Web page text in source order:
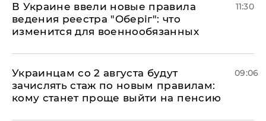
В Украине ввели новые правила
ведения реестра "Оберіг": что
изменится для военнообязанных
11:30
Украинцам со 2 августа будут
зачислять стаж по новым правилам:
кому станет проще выйти на пенсию
09:06